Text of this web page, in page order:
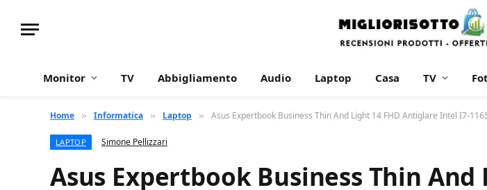
Monitor TV Abbigliamento Audio Laptop Casa TV
Home » Informatica » Laptop » Asus Expertbook Business Thin And Light 14 FHD Antiglare Intel I7-
LAPTOP Simone Pellizzari
Asus Expertbook Business Thin